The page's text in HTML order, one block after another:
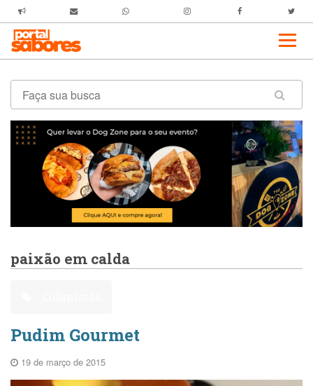
paixão em calda
Pudim Gourmet
19 de março de 2015